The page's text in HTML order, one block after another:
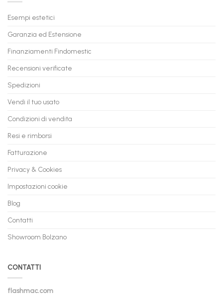
anche
a
in
con
Esempi estetici
Garanzia ed Estensione
Finanziamenti Findomestic
Recensioni verificate
Spedizioni
Vendi il tuo usato
Condizioni di vendita
Resi e rimborsi
Fatturazione
Privacy & Cookies
Impostazioni cookie
Blog
Contatti
Showroom Bolzano
CONTATTI
flashmac.com